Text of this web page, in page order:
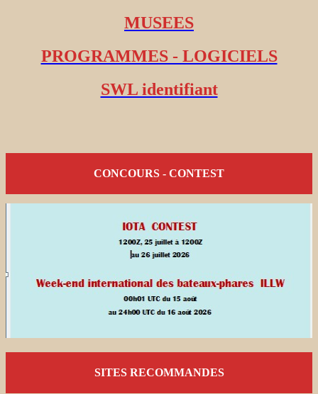
MUSEES
PROGRAMMES - LOGICIELS
SWL identifiant
CONCOURS - CONTEST
SITES RECOMMANDES